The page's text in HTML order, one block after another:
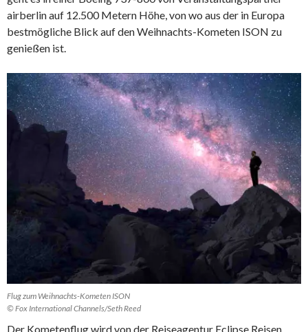
airberlin auf 12.500 Metern Höhe, von wo aus der in Europa
bestmögliche Blick auf den Weihnachts-Kometen ISON zu
genießen ist.
Flug zum Weihnachts-Kometen ISON
© Fox International Channels/Seth Reed
Der Kometenflug wird von der Reiseagentur Eclipse Reisen